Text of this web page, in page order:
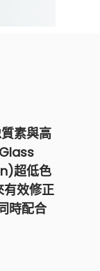
素與高
超低色
效修正
時配合